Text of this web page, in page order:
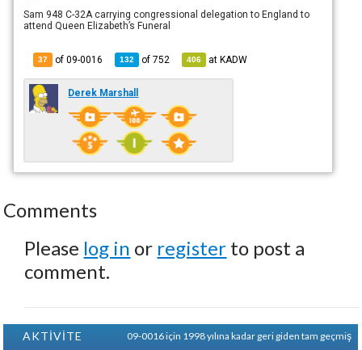
Sam 948 C-32A carrying congressional delegation to England to
attend Queen Elizabeth’s Funeral
37 of 09-0016 132 of752 406 atKADW
Derek Marshall
Comments
Please log in or register to post a
comment.
AKTİVİTE
09-0016 için 1998 yılına kadar geri giden tam geçmiş